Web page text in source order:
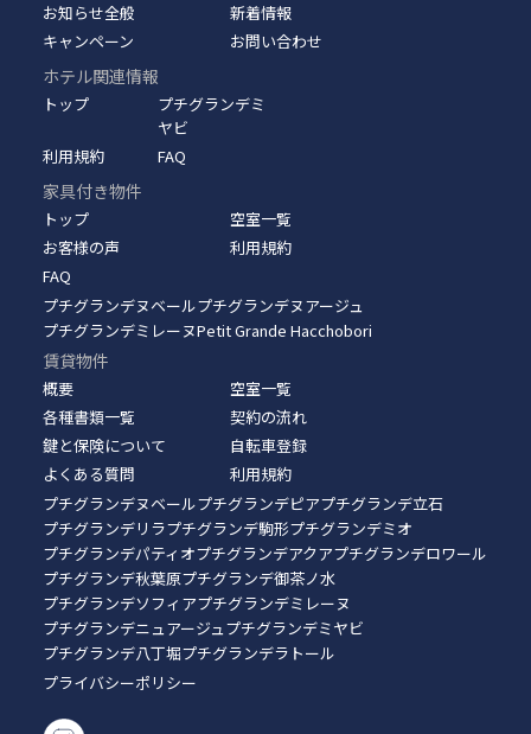
お知らせ全般
新着情報
キャンペーン
お問い合わせ
ホテル関連情報
トップ
プチグランデミ
ヤビ
利用規約
FAQ
家具付き物件
トップ
空室一覧
お客様の声
利用規約
FAQ
プチグランデヌベールプチグランデヌアージュ
プチグランデミレーヌPetit Grande Hacchobori
賃貸物件
概要
空室一覧
各種書類一覧
契約の流れ
鍵と保険について
自転車登録
よくある質問
利用規約
プチグランデヌベールプチグランデピアプチグランデ立石
プチグランデリラプチグランデ駒形プチグランデミオ
プチグランデパティオプチグランデアクアプチグランデロワール
プチグランデ秋葉原プチグランデ御茶ノ水
プチグランデソフィアプチグランデミレーヌ
プチグランデニュアージュプチグランデミヤビ
プチグランデ八丁堀プチグランデラトール
プライバシーポリシー